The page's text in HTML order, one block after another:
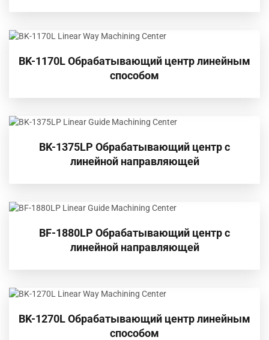
BK-1170L Обрабатывающий центр линейным
способом
BK-1375LP Обрабатывающий центр с
линейной направляющей
BF-1880LP Обрабатывающий центр с
линейной направляющей
BK-1270L Обрабатывающий центр линейным
способом